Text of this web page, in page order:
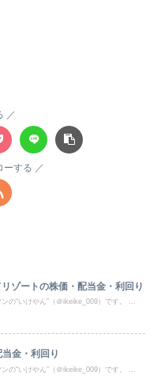
ーする
ゾートの株価・配当金・利回り
の“いけやん”（＠ikeike_009）です。 ...
金・利回り
の“いけやん”（＠ikeike_009）です。 ...